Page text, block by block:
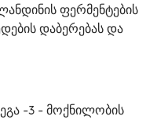
ფერმენტების
დაბერებას და
-3 - მოქნილობის